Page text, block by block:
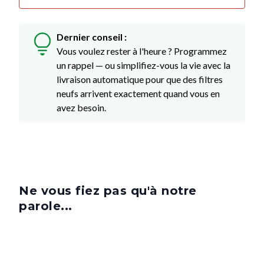
Dernier conseil :
Vous voulez rester à l'heure ? Programmez
un rappel — ou simplifiez-vous la vie avec la
livraison automatique pour que des filtres
neufs arrivent exactement quand vous en
avez besoin.
Ne vous fiez pas qu'à notre
parole...